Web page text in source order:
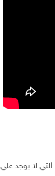
لا يوجد علي